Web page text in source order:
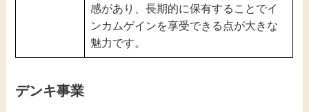
感があり、長期的に保有することでイ
ンカムゲインを享受できる点が大きな
魅力です。
デンキ事業